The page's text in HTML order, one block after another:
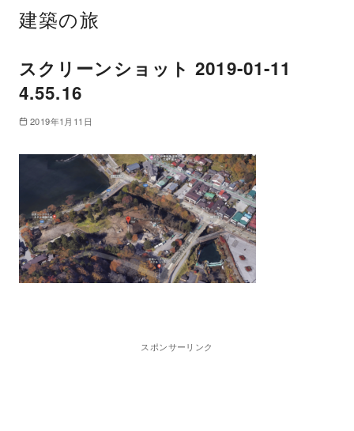
建築の旅
スクリーンショット 2019-01-11
4.55.16
2019年1月11日
スポンサーリンク